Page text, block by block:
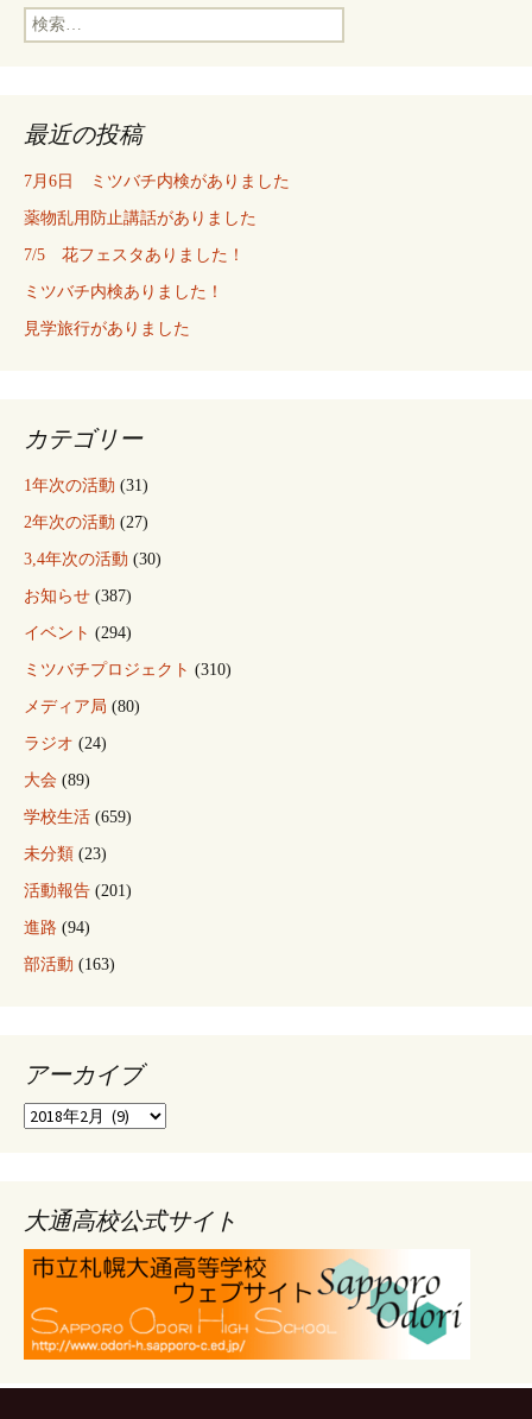
検
索:
最近の投稿
7月6日 ミツバチ内検がありました
薬物乱用防止講話がありました
7/5 花フェスタありました！
ミツバチ内検ありました！
見学旅行がありました
カテゴリー
1年次の活動 (31)
2年次の活動 (27)
3,4年次の活動 (30)
お知らせ (387)
イベント (294)
ミツバチプロジェクト (310)
メディア局 (80)
ラジオ (24)
大会 (89)
学校生活 (659)
未分類 (23)
活動報告 (201)
進路 (94)
部活動 (163)
アーカイブ
ア
ブ
大通高校公式サイト